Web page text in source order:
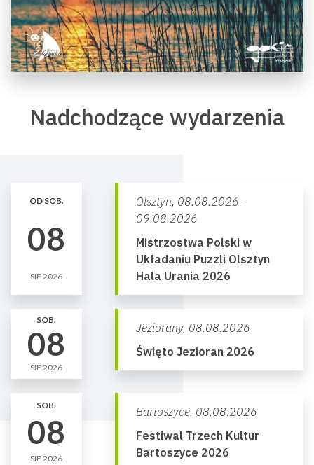
Nadchodzące wydarzenia
OD SOB.
08
SIE 2026
Olsztyn, 08.08.2026 -
09.08.2026
Mistrzostwa Polski w
Układaniu Puzzli Olsztyn
Hala Urania 2026
SOB.
08
SIE 2026
Jeziorany, 08.08.2026
Święto Jezioran 2026
SOB.
08
SIE 2026
Bartoszyce, 08.08.2026
Festiwal Trzech Kultur
Bartoszyce 2026